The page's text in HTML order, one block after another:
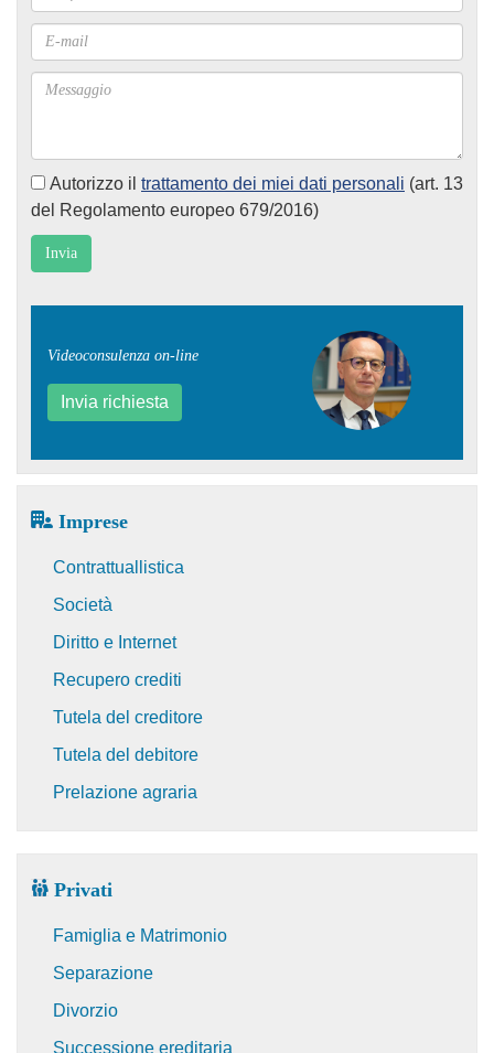
Autorizzo il trattamento dei miei dati personali (art. 13
del Regolamento europeo 679/2016)
Videoconsulenza on-line
Invia richiesta
Imprese
Contrattuallistica
Società
Diritto e Internet
Recupero crediti
Tutela del creditore
Tutela del debitore
Prelazione agraria
Privati
Famiglia e Matrimonio
Separazione
Divorzio
Successione ereditaria